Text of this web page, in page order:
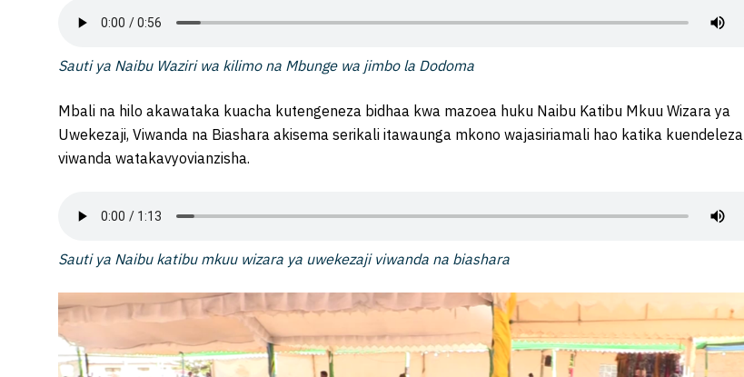
Sauti ya Naibu Waziri wa kilimo na Mbunge wa jimbo la Dodoma
Mbali na hilo akawataka kuacha kutengeneza bidhaa kwa mazoea huku Naibu Katibu Mkuu Wizara ya
Uwekezaji, Viwanda na Biashara akisema serikali itawaunga mkono wajasiriamali hao katika kuendeleza
viwanda watakavyovianzisha.
Sauti ya Naibu katibu mkuu wizara ya uwekezaji viwanda na biashara